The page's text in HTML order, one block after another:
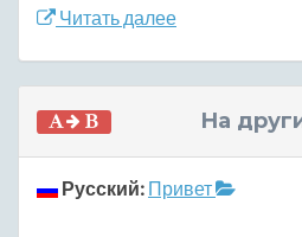
Читать далее
На
Русский: Привет